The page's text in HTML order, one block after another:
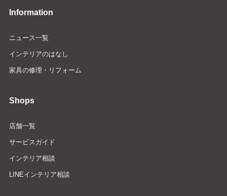
Information
ニュース一覧
インテリアのはなし
家具の修理・リフォーム
Shops
店舗一覧
サービスガイド
インテリア相談
LINEインテリア相談